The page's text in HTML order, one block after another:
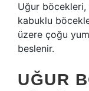
Uğur böcekleri,
kabuklu
üzere çoğu
beslenir.
UĞUR